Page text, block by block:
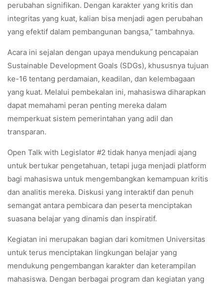
perubahan signifikan. Dengan karakter yang kritis dan
integritas yang kuat, kalian bisa menjadi agen perubahan
yang efektif dalam pembangunan bangsa,” tambahnya.
Acara ini sejalan dengan upaya mendukung pencapaian
Sustainable Development Goals (SDGs), khususnya tujuan
ke-16 tentang perdamaian, keadilan, dan kelembagaan
yang kuat. Melalui pembekalan ini, mahasiswa diharapkan
dapat memahami peran penting mereka dalam
memperkuat sistem pemerintahan yang adil dan
transparan.
Open Talk with Legislator #2 tidak hanya menjadi ajang
untuk bertukar pengetahuan, tetapi juga menjadi platform
bagi mahasiswa untuk mengembangkan kemampuan kritis
dan analitis mereka. Diskusi yang interaktif dan penuh
semangat antara pembicara dan peserta menciptakan
suasana belajar yang dinamis dan inspiratif.
Kegiatan ini merupakan bagian dari komitmen Universitas
untuk terus menciptakan lingkungan belajar yang
mendukung pengembangan karakter dan keterampilan
mahasiswa. Dengan berbagai program dan kegiatan yang